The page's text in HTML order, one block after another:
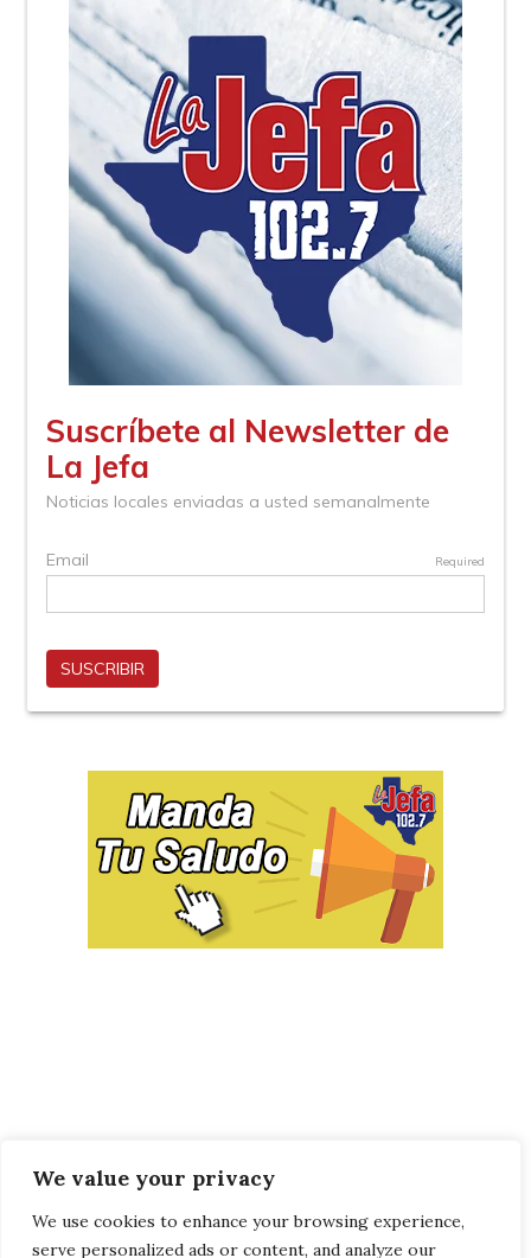
We value your privacy
We use cookies to enhance your browsing experience,
serve personalized ads or content, and analyze our